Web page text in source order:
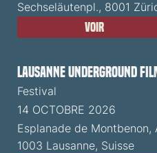
Sechseläutenpl., 8001
Voir
Lausanne Underground
Festival
14 OCTOBRE 2026
Esplanade de
1003 Lausanne, Suisse